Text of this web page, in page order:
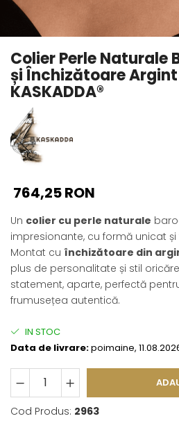
Seturi Perle cu Argint
Brățări cu Perle
Pandantive cu Perle
Brose cu Perle
Colier Perle Naturale
și Închizătoare Argint
KASKADDA®
764,25 RON
Un colier cu perle naturale
impresionante, cu formă unicat și
Montat cu închizătoare din
plus de personalitate și stil
statement, aparte, perfectă
frumusețea autentică.
IN STOC
Data de livrare:poimaine,
Cod Produs: 2963